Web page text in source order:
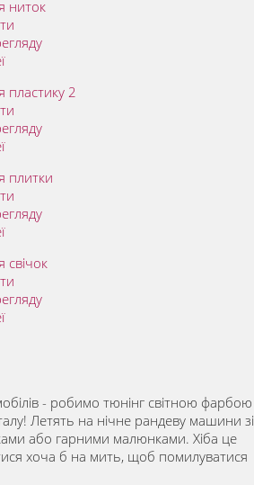
ниток
пластику 2
плитки
свічок
- робимо тюнінг світною фарбою
Летять на нічне рандеву машини зі
або гарними малюнками. Хіба це
хоча б на мить, щоб помилуватися